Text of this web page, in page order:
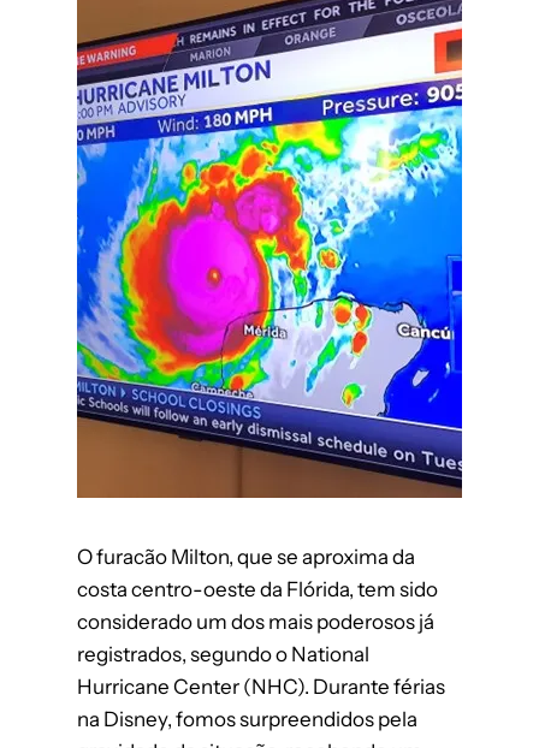
O furacão Milton, que se aproxima da
costa centro-oeste da Flórida, tem sido
considerado um dos mais poderosos já
registrados, segundo o National
Hurricane Center (NHC). Durante férias
na Disney, fomos surpreendidos pela